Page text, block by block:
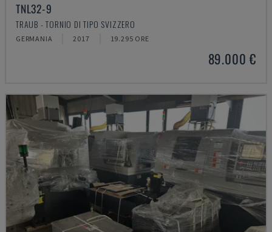
TNL32-9
TRAUB - TORNIO DI TIPO SVIZZERO
GERMANIA 2017 19.295 ORE
89.000 €